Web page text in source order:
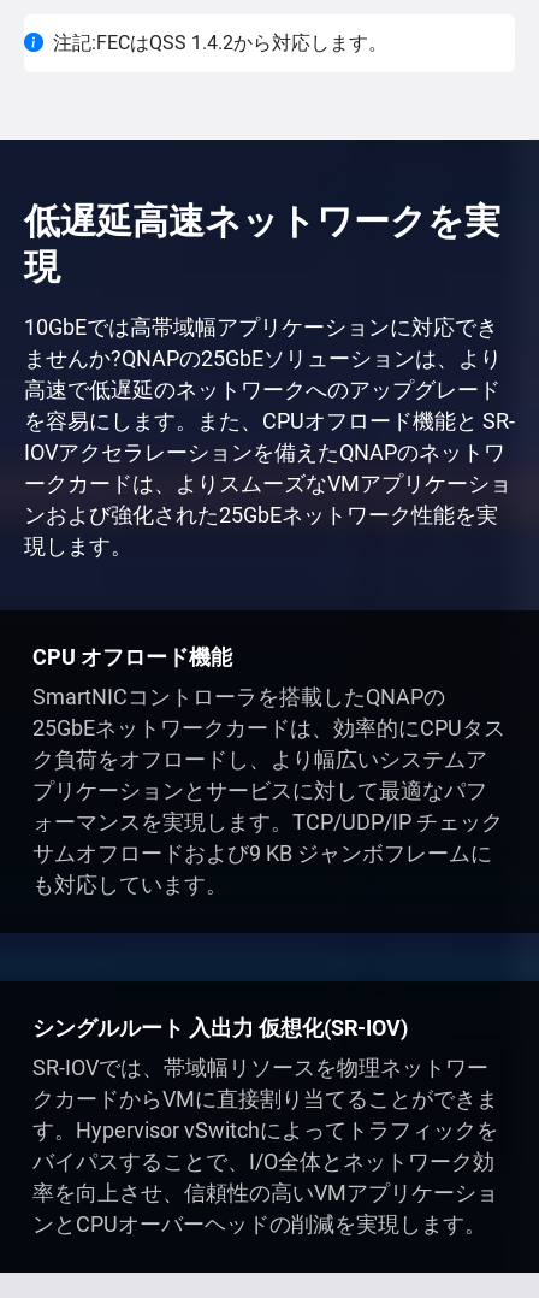
注記:FECはQSS 1.4.2から対応します。
低遅延高速ネットワークを実
現
10GbEでは高帯域幅アプリケーションに対応でき
ませんか?QNAPの25GbEソリューションは、より
高速で低遅延のネットワークへのアップグレード
を容易にします。また、CPUオフロード機能と SR-
IOVアクセラレーションを備えたQNAPのネットワ
ークカードは、よりスムーズなVMアプリケーショ
ンおよび強化された25GbEネットワーク性能を実
現します。
CPU オフロード機能
SmartNICコントローラを搭載したQNAPの
25GbEネットワークカードは、効率的にCPUタス
ク負荷をオフロードし、より幅広いシステムア
プリケーションとサービスに対して最適なパフ
ォーマンスを実現します。TCP/UDP/IP チェック
サムオフロードおよび9 KB ジャンボフレームに
も対応しています。
シングルルート 入出力 仮想化(SR-IOV)
SR-IOVでは、帯域幅リソースを物理ネットワー
クカードからVMに直接割り当てることができま
す。Hypervisor vSwitchによってトラフィックを
バイパスすることで、I/O全体とネットワーク効
率を向上させ、信頼性の高いVMアプリケーショ
ンとCPUオーバーヘッドの削減を実現します。